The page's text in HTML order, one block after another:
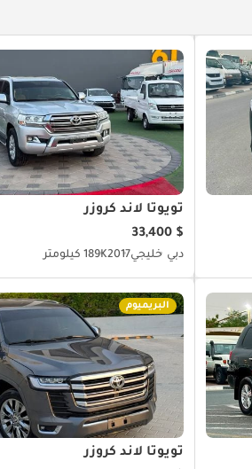
تويوتا لاند كروزر
$ 33,400
دبي خليجي2017189K كيلومتر
البريميوم
تويوتا لاند كروزر